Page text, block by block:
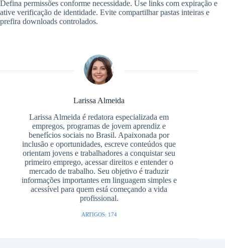
Defina permissões conforme necessidade. Use links com expiração e
ative verificação de identidade. Evite compartilhar pastas inteiras e
prefira downloads controlados.
Larissa Almeida
Larissa Almeida é redatora especializada em
empregos, programas de jovem aprendiz e
benefícios sociais no Brasil. Apaixonada por
inclusão e oportunidades, escreve conteúdos que
orientam jovens e trabalhadores a conquistar seu
primeiro emprego, acessar direitos e entender o
mercado de trabalho. Seu objetivo é traduzir
informações importantes em linguagem simples e
acessível para quem está começando a vida
profissional.
ARTIGOS: 174